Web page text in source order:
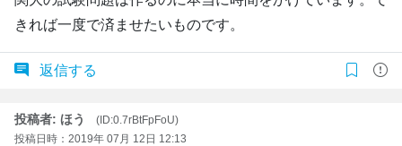
きれば一度で済ませたいものです。
返信する
投稿者: ほう
(ID:0.7rBtFpFoU)
投稿日時：2019年 07月 12日 12:13